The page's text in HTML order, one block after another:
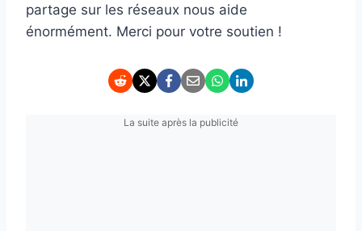
partage sur les réseaux nous aide
énormément. Merci pour votre soutien !
La suite après la publicité